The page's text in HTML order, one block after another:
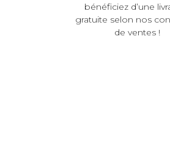
bénéficiez d’une
gratuite selon nos
de ventes !